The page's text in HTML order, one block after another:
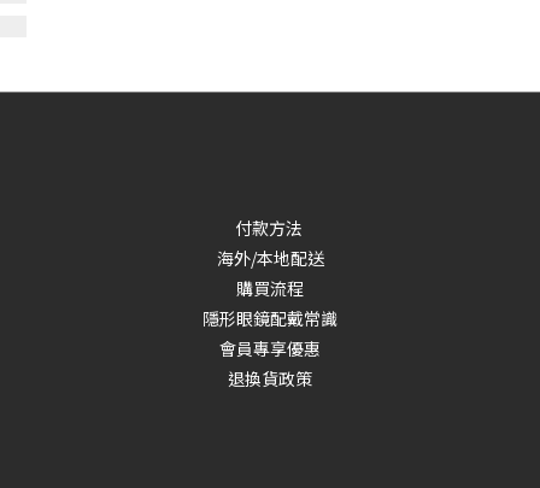
付款方法
海外/本地配送
購買流程
隱形眼鏡配戴常識
會員專享優惠
退換貨政策